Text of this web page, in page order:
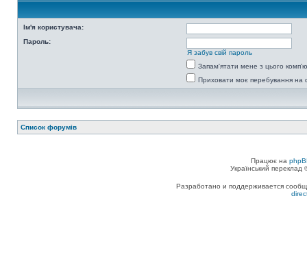
Ім'я користувача:
Пароль:
Я забув свій пароль
Запам'ятати мене з цього
Приховати моє перебування на
Список форумів
Працює на
Український
Разработано и поддерживается